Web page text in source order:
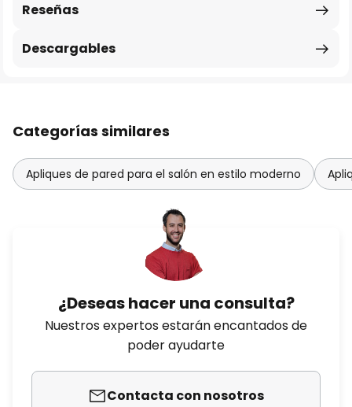
Reseñas
Descargables
Categorías similares
Apliques de pared para el salón en estilo moderno
¿Deseas hacer una consulta?
Nuestros expertos estarán encantados de
poder ayudarte
Contacta con nosotros